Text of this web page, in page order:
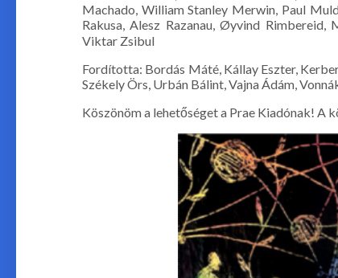
Machado, William Stanley Merwin, Paul
Rakusa, Alesz Razanau, Øyvind
Viktar Zsibul
Fordította: Bordás Máté, Kállay Eszter,
Székely Örs, Urbán Bálint, Vajna Ádám,
Köszönöm a lehetőséget a Prae Kiadónak!